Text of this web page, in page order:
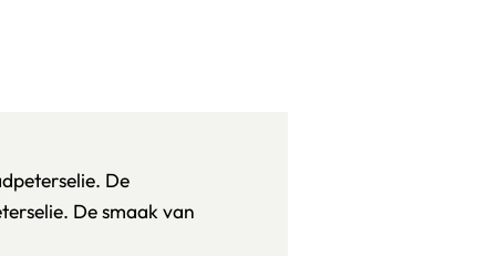
De
De smaak van